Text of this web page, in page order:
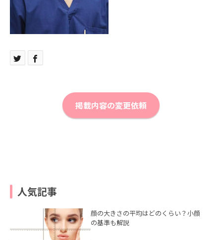
掲載内容の変更依頼
人気記事
顔の大きさの平均はどのくらい？小顔
の基準も解説